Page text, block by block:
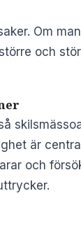
Om
och
är
och